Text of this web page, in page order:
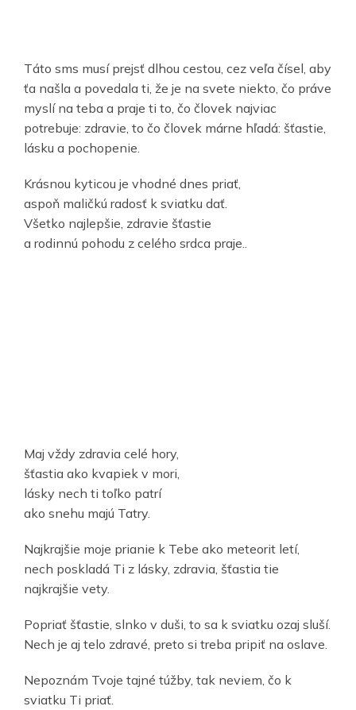
Táto sms musí prejsť dlhou cestou, cez veľa čísel, aby
ťa našla a povedala ti, že je na svete niekto, čo práve
myslí na teba a praje ti to, čo človek najviac
potrebuje: zdravie, to čo človek márne hľadá: šťastie,
lásku a pochopenie.
Krásnou kyticou je vhodné dnes priať,
aspoň maličkú radosť k sviatku dať.
Všetko najlepšie, zdravie šťastie
a rodinnú pohodu z celého srdca praje..
Maj vždy zdravia celé hory,
šťastia ako kvapiek v mori,
lásky nech ti toľko patrí
ako snehu majú Tatry.
Najkrajšie moje prianie k Tebe ako meteorit letí,
nech poskladá Ti z lásky, zdravia, šťastia tie
najkrajšie vety.
Popriať šťastie, slnko v duši, to sa k sviatku ozaj sluší.
Nech je aj telo zdravé, preto si treba pripiť na oslave.
Nepoznám Tvoje tajné túžby, tak neviem, čo k
sviatku Ti priať.